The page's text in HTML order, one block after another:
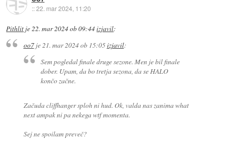
::22. mar 2024, 11:20
Pithlit je22. mar 2024 ob 09:44izjavil:
oo7je21. mar 2024 ob 15:05izjavil:
Sem pogledal finale druge sezone. Men je bil finale
dober. Upam, da bo tretja sezona, da se HALO
končo začne.
Začuda cliffhanger sploh ni hud. Ok, valda nas zanima what
next ampak ni pa nekega wtf momenta.
Sej ne spoilam preveč?